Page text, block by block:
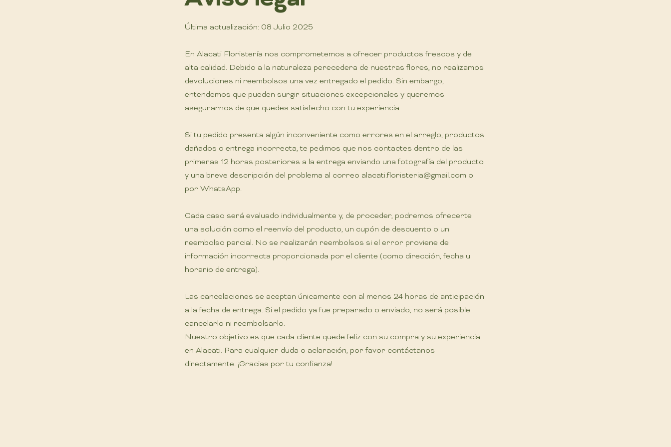
Última actualización: 08 Julio 2025
En Alacati Floristería nos comprometemos a ofrecer productos frescos y de
alta calidad. Debido a la naturaleza perecedera de nuestras flores, no realizamos
devoluciones ni reembolsos una vez entregado el pedido. Sin embargo,
entendemos que pueden surgir situaciones excepcionales y queremos
asegurarnos de que quedes satisfecho con tu experiencia.
Si tu pedido presenta algún inconveniente como errores en el arreglo, productos
dañados o entrega incorrecta, te pedimos que nos contactes dentro de las
primeras 12 horas posteriores a la entrega enviando una fotografía del producto
y una breve descripción del problema al correo alacati.floristeria@gmail.com o
por WhatsApp.
Cada caso será evaluado individualmente y, de proceder, podremos ofrecerte
una solución como el reenvío del producto, un cupón de descuento o un
reembolso parcial. No se realizarán reembolsos si el error proviene de
información incorrecta proporcionada por el cliente (como dirección, fecha u
horario de entrega).
Las cancelaciones se aceptan únicamente con al menos 24 horas de anticipación
a la fecha de entrega. Si el pedido ya fue preparado o enviado, no será posible
cancelarlo ni reembolsarlo.
Nuestro objetivo es que cada cliente quede feliz con su compra y su experiencia
en Alacati. Para cualquier duda o aclaración, por favor contáctanos
directamente. ¡Gracias por tu confianza!